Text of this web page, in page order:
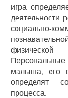
игра
деятельности
малыша, его
определят
процесса.